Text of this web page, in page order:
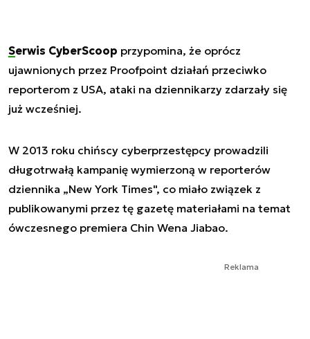
Serwis CyberScoop przypomina, że oprócz
ujawnionych przez Proofpoint działań przeciwko
reporterom z USA, ataki na dziennikarzy zdarzały się
już wcześniej.
W 2013 roku chińscy cyberprzestępcy prowadzili
długotrwałą kampanię wymierzoną w reporterów
dziennika „New York Times", co miało związek z
publikowanymi przez tę gazetę materiałami na temat
ówczesnego premiera Chin Wena Jiabao.
Reklama